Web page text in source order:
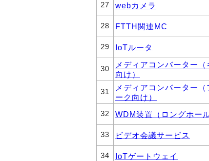
27 webカメラ
28 FTTH関連MC
29 IoTルータ
30
メディアコンバーター
向け）
31
メディアコンバーター
ーク向け）
32 WDM装置（ロングホール
33 ビデオ会議サービス
34 IoTゲートウェイ